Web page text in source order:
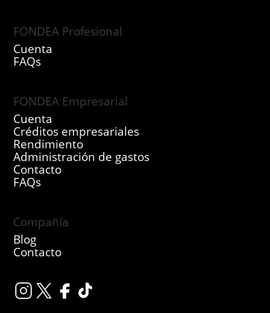
FONDEA Profesional
Cuenta
FAQs
FONDEA Empresarial
Cuenta
Créditos empresariales
Rendimiento
Administración de gastos
Contacto
FAQs
Compañía
Blog
Contacto